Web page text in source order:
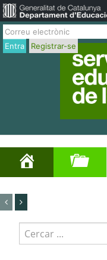
Entra Registrar-se